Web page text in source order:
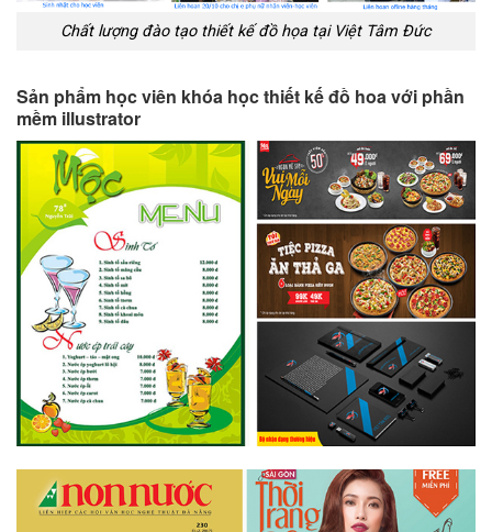
Chất lượng đào tạo thiết kế đồ họa tại Việt Tâm Đức
Sản phẩm học viên khóa học thiết kế đồ hoa với phần
mềm illustrator